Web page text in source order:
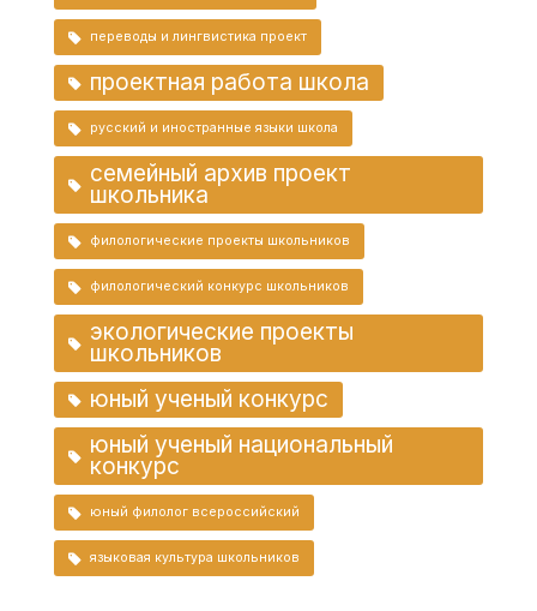
переводы и лингвистика проект
проектная работа школа
русский и иностранные языки школа
семейный архив проект
школьника
филологические проекты школьников
филологический конкурс школьников
экологические проекты
школьников
юный ученый конкурс
юный ученый национальный
конкурс
юный филолог всероссийский
языковая культура школьников